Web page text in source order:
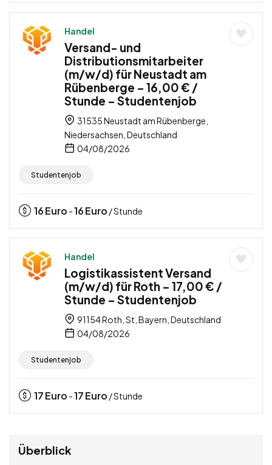
Handel
Versand- und
Distributionsmitarbeiter
(m/w/d) für Neustadt am
Rübenberge – 16,00 € /
Stunde – Studentenjob
31535 Neustadt am Rübenberge,
Niedersachsen, Deutschland
04/08/2026
Studentenjob
16Euro -16Euro / Stunde
Handel
Logistikassistent Versand
(m/w/d) für Roth – 17,00 € /
Stunde – Studentenjob
91154 Roth, St, Bayern, Deutschland
04/08/2026
Studentenjob
17Euro -17Euro / Stunde
Überblick